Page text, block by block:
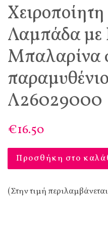
Λαμπάδα με
Μπαλαρίνα
Λ26029000
€16.50
Προσθήκη στο
(Στην τιμή